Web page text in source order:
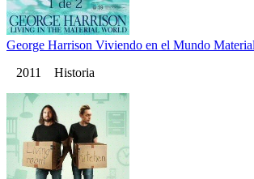
George Harrison Viviendo en el Mundo Material
2011 Historia